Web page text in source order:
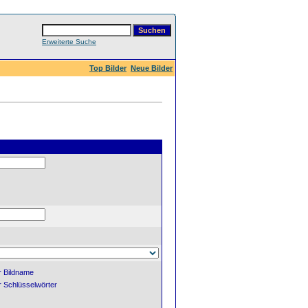
Erweiterte Suche
Top Bilder Neue Bilder
Bildname
Schlüsselwörter